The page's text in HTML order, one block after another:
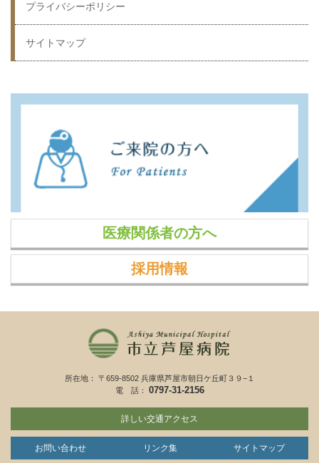
プライバシーポリシー
サイトマップ
医療関係者の方へ
採用情報
所在地： 〒659-8502 兵庫県芦屋市朝日ケ丘町３９−１
電 話： 0797-31-2156
詳しい交通アクセス
お問い合わせ リンク集 サイトマップ